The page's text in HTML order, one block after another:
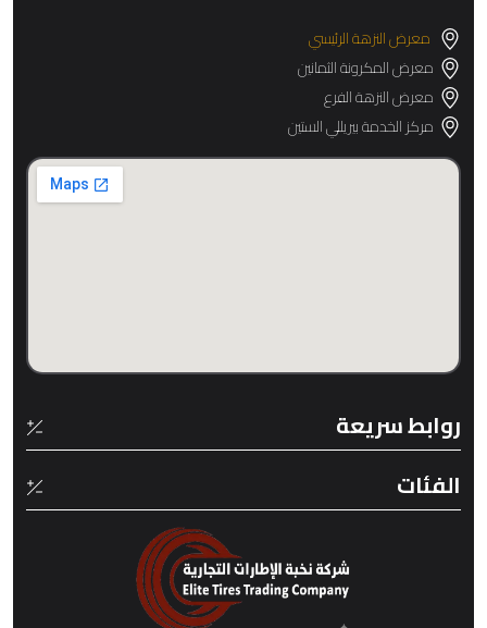
معرض النزهة الرئيسي
معرض المكرونة الثمانين
معرض النزهة الفرع
مركز الخدمة بيريللي الستين
روابط سريعة
الفئات